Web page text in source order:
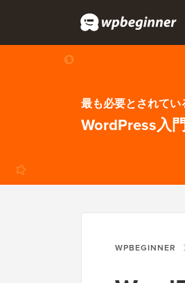
最も必要とされてい
WordPress入
WPBEGINNER